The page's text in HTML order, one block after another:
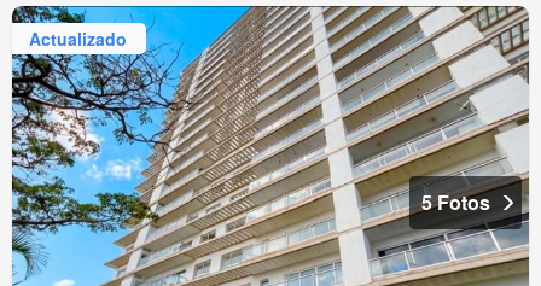
Actualizado
5 Fotos